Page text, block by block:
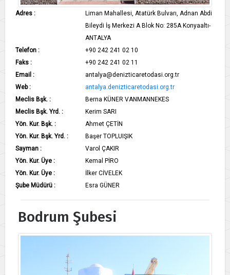
Adres :
Liman Mahallesi, Atatürk Bulvarı, Adnan Abdi
Bileydi İş Merkezi A Blok No: 285A Konyaaltı-
ANTALYA
Telefon :
+90 242 241 02 10
Faks :
+90 242 241 02 11
Email :
antalya@denizticaretodasi.org.tr
Web :
antalya.denizticaretodasi.org.tr
Meclis Bşk. :
Berna KÜNER VANMANNEKES
Meclis Bşk. Yrd. :
Kerim SARI
Yön. Kur. Bşk. :
Ahmet ÇETİN
Yön. Kur. Bşk. Yrd. :
Başer TOPLUIŞIK
Sayman :
Varol ÇAKIR
Yön. Kur. Üye :
Kemal PİRO
Yön. Kur. Üye :
İlker CİVELEK
Şube Müdürü :
Esra GÜNER
Bodrum Şubesi